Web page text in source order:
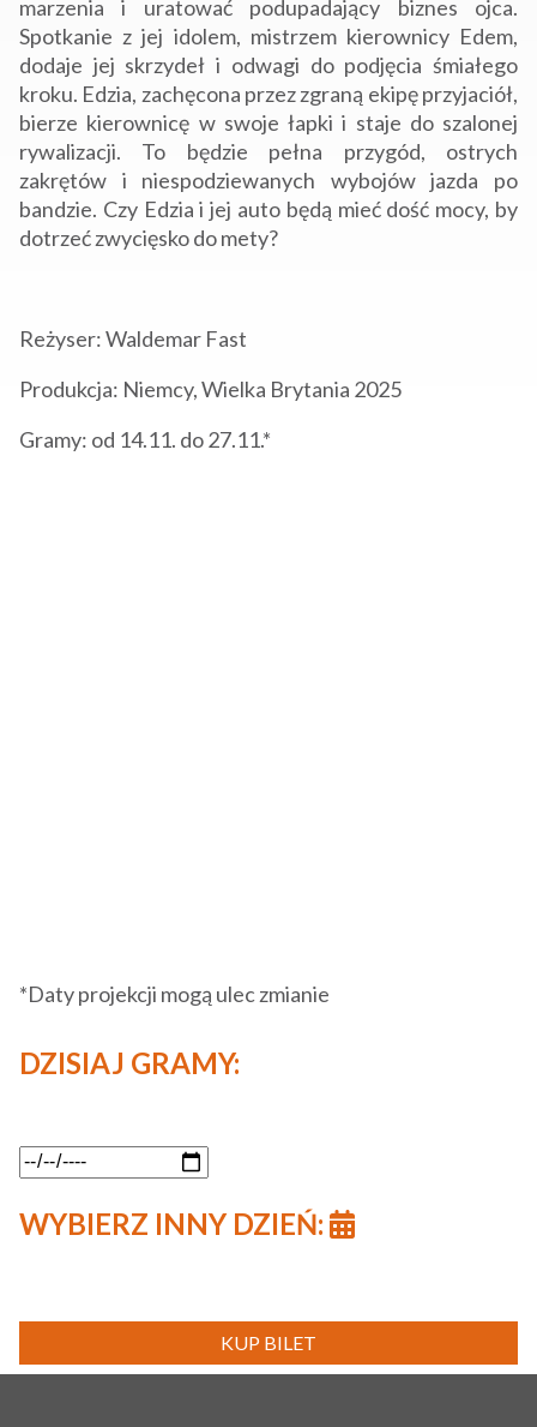
marzenia i uratować podupadający biznes ojca.
Spotkanie z jej idolem, mistrzem kierownicy Edem,
dodaje jej skrzydeł i odwagi do podjęcia śmiałego
kroku. Edzia, zachęcona przez zgraną ekipę przyjaciół,
bierze kierownicę w swoje łapki i staje do szalonej
rywalizacji. To będzie pełna przygód, ostrych
zakrętów i niespodziewanych wybojów jazda po
bandzie. Czy Edzia i jej auto będą mieć dość mocy, by
dotrzeć zwycięsko do mety?
Reżyser: Waldemar Fast
Produkcja: Niemcy, Wielka Brytania 2025
Gramy: od 14.11. do 27.11.*
*Daty projekcji mogą ulec zmianie
DZISIAJ GRAMY:
WYBIERZ INNY DZIEŃ:
KUP BILET